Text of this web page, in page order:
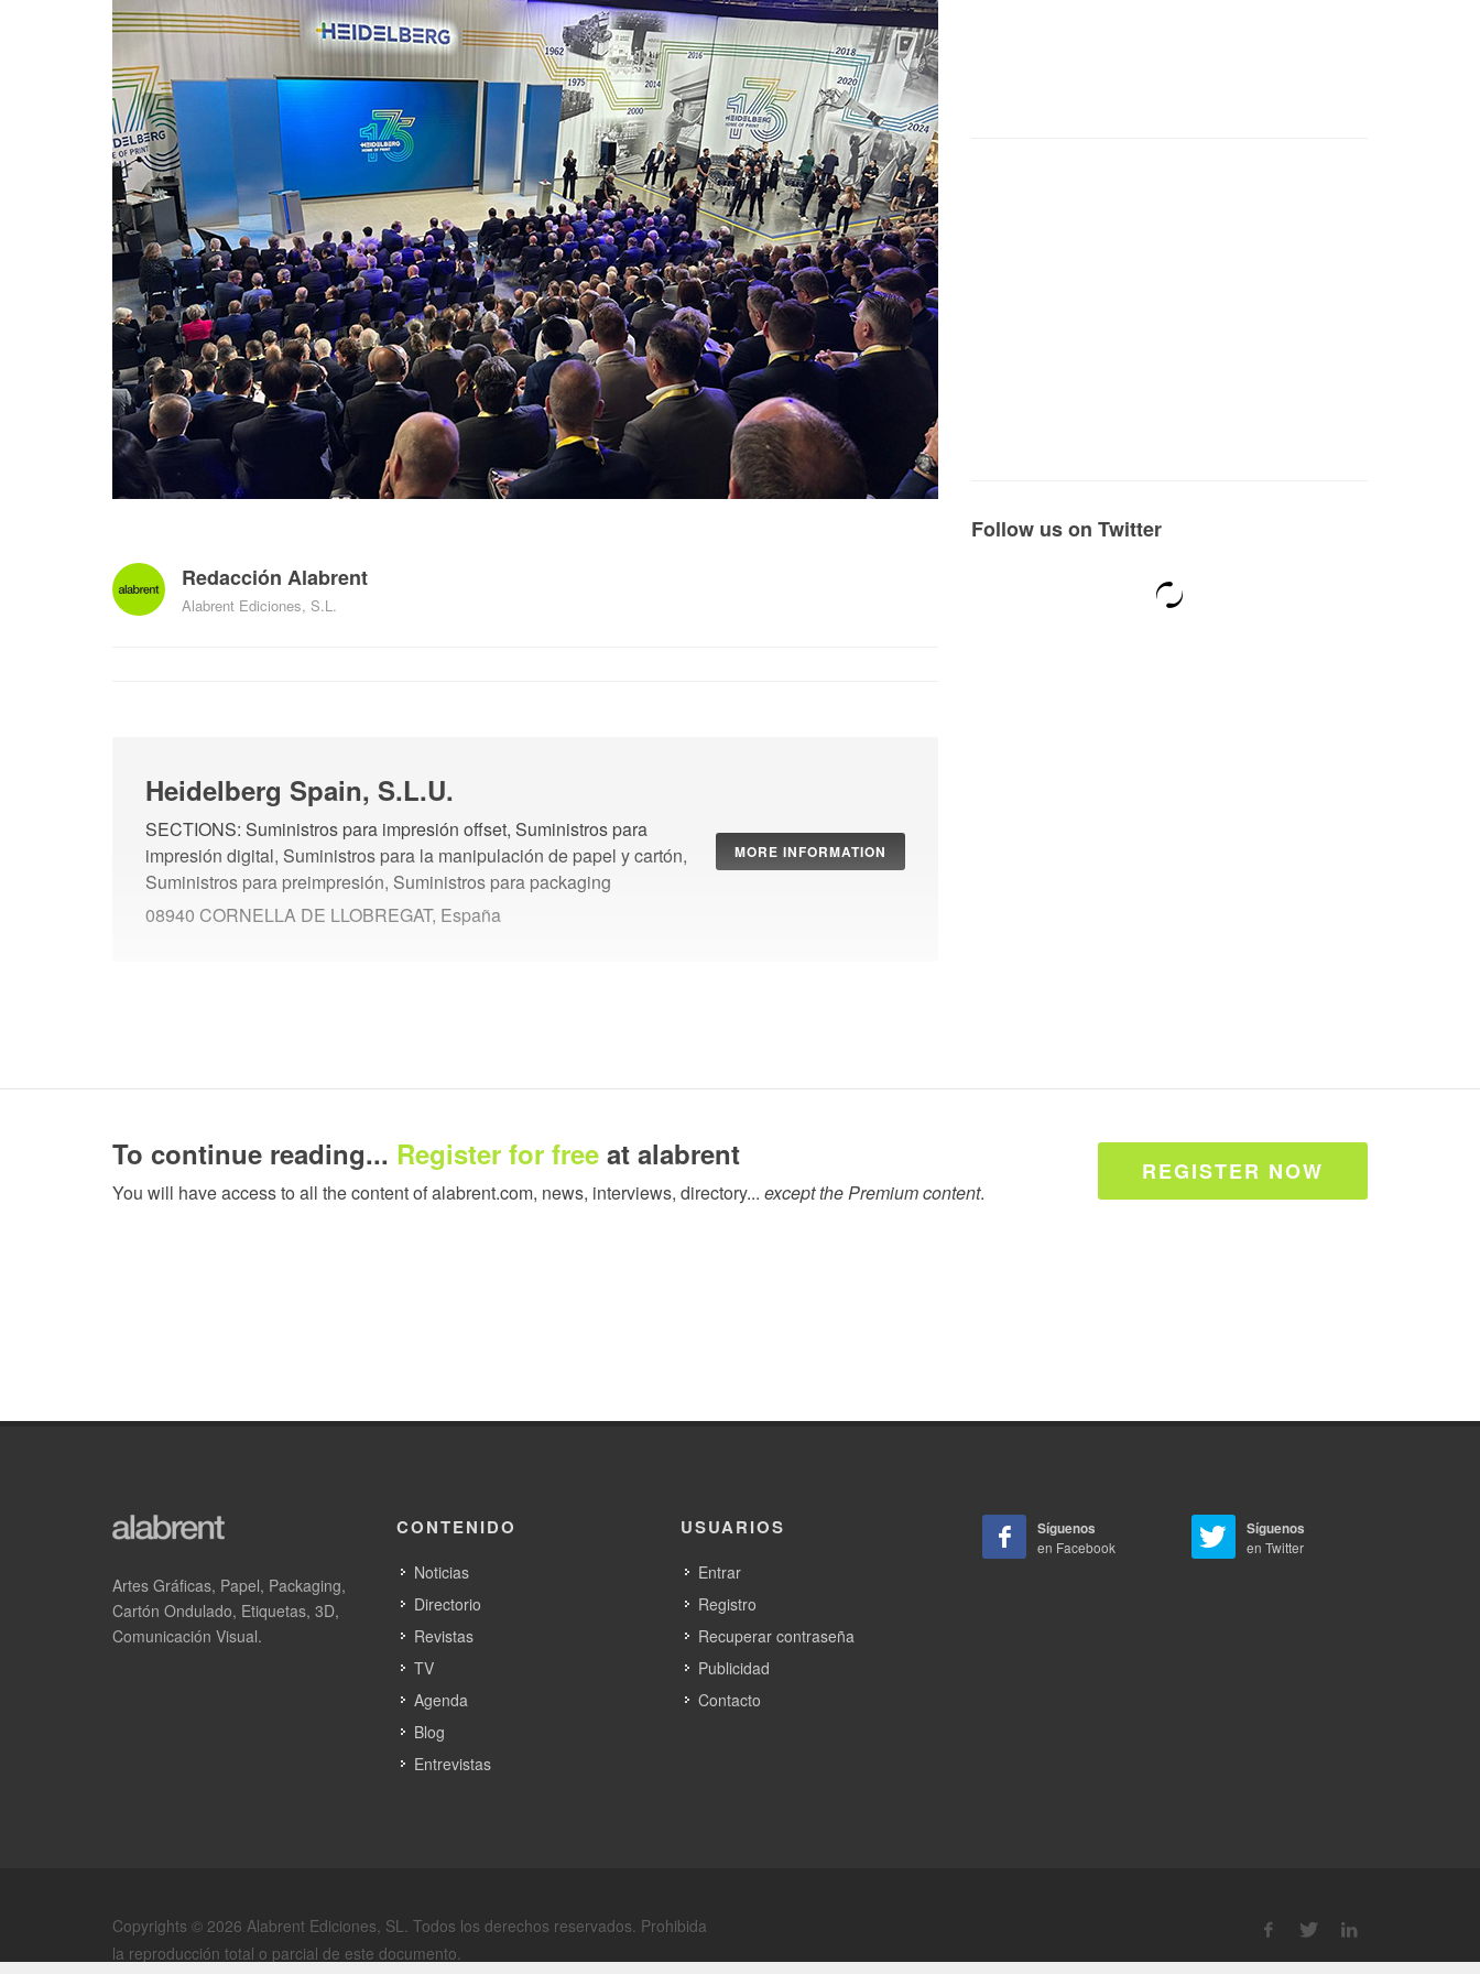
Redacción Alabrent
Alabrent Ediciones, S.L.
Heidelberg Spain, S.L.U.
SECTIONS: Suministros para impresión offset, Suministros para
impresión digital, Suministros para la manipulación de papel y cartón,
Suministros para preimpresión, Suministros para packaging
08940 CORNELLA DE LLOBREGAT, España
MORE INFORMATION
Follow us on Twitter
To continue reading... Register for free at alabrent
You will have access to all the content of alabrent.com, news, interviews, directory... except the Premium content.
REGISTER NOW
Artes Gráficas, Papel, Packaging,
Cartón Ondulado, Etiquetas, 3D,
Comunicación Visual.
CONTENIDO
Noticias
Directorio
Revistas
TV
Agenda
Blog
Entrevistas
USUARIOS
Entrar
Registro
Recuperar contraseña
Publicidad
Contacto
Síguenos
en Facebook
Síguenos
en Twitter
Copyrights © 2026 Alabrent Ediciones, SL. Todos los derechos reservados. Prohibida
la reproducción total o parcial de este documento.